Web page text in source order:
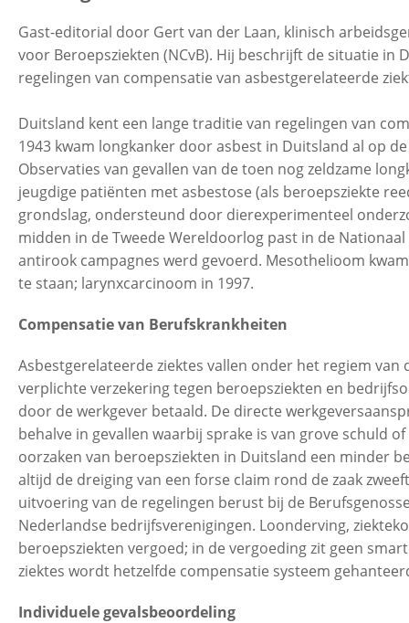
Contactgegevens
Zoeken
Gast-editorial door Gert van der Laan, klinisch
voor Beroepsziekten (NCvB). Hij beschrijft de situatie in
regelingen van compensatie van asbestgerelateerde
Duitsland kent een lange traditie van regelingen van
1943 kwam longkanker door asbest in Duitsland al op
Observaties van gevallen van de toen nog zeldzame
jeugdige patiënten met asbestose (als beroepsziekte
grondslag, ondersteund door dierexperimenteel
midden in de Tweede Wereldoorlog past in de
antirook campagnes werd gevoerd. Mesothelioom
te staan; larynxcarcinoom in 1997.
Compensatie van Berufskrankheiten
Asbestgerelateerde ziektes vallen onder het regiem van
verplichte verzekering tegen beroepsziekten en
door de werkgever betaald. De directe
behalve in gevallen waarbij sprake is van grove schuld
oorzaken van beroepsziekten in Duitsland een minder
altijd de dreiging van een forse claim rond de zaak
uitvoering van de regelingen berust bij de
Nederlandse bedrijfsverenigingen. Loonderving,
beroepsziekten vergoed; in de vergoeding zit geen
ziektes wordt hetzelfde compensatie systeem
Individuele gevalsbeoordeling